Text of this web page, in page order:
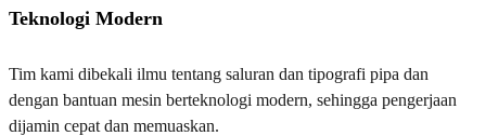
Teknologi Modern
Tim kami dibekali ilmu tentang saluran dan tipografi pipa dan
dengan bantuan mesin berteknologi modern, sehingga pengerjaan
dijamin cepat dan memuaskan.